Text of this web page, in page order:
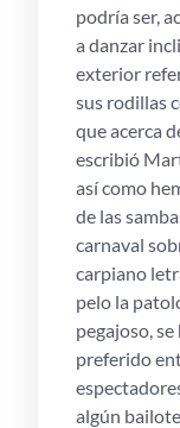
podrí­a ser,
a danzar
exterior
sus rodillas
que acerca
escribió
así­ como
de las
carnaval
carpiano
pelo la
pegajoso,
preferido
algún